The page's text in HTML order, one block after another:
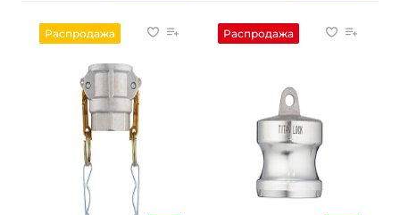
Распродажа Распродажа